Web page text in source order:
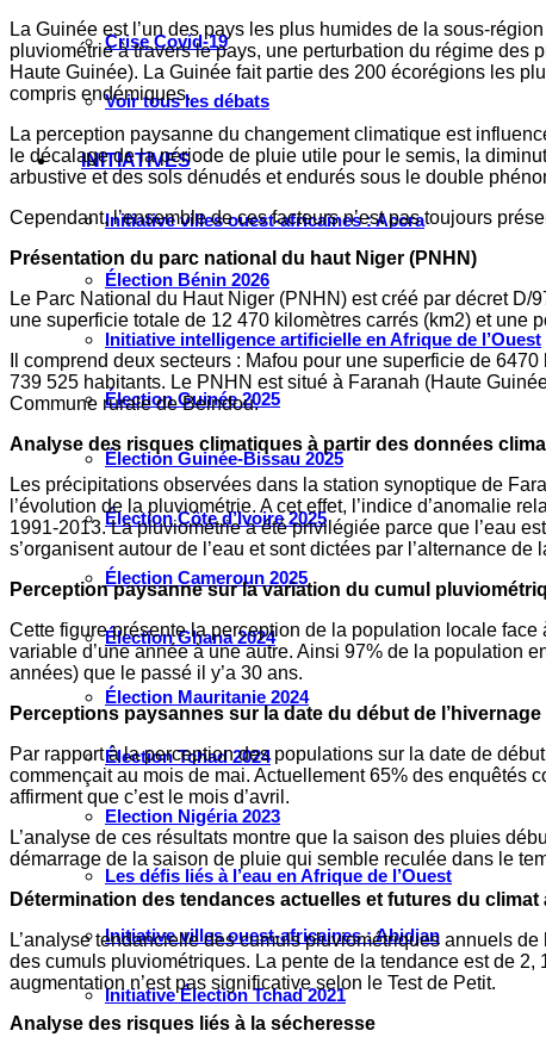
Crise Covid-19
Voir tous les débats
INITIATIVES
Initiative villes ouest-africaines : Accra
Élection Bénin 2026
Initiative intelligence artificielle en Afrique de l’Ouest
Élection Guinée 2025
Élection Guinée-Bissau 2025
Élection Côte d’Ivoire 2025
Élection Cameroun 2025
Élection Ghana 2024
Élection Mauritanie 2024
Élection Tchad 2024
Election Nigéria 2023
Les défis liés à l’eau en Afrique de l’Ouest
Initiative villes ouest-africaines : Abidjan
Initiative Élection Tchad 2021
La Guinée est l’un des pays les plus humides de la sous-
pluviométrie à travers le pays, une perturbation du régime des
Haute Guinée). La Guinée fait partie des 200 écorégions les
compris endémiques.
La perception paysanne du changement climatique est
le décalage de la période de pluie utile pour le semis, la
arbustive et des sols dénudés et endurés sous le double
Cependant, l’ensemble de ces facteurs n’est pas toujours
Présentation du parc national du haut Niger (PNHN)
Le Parc National du Haut Niger (PNHN) est créé par décret
une superficie totale de 12 470 kilomètres carrés (km2) et une
Il comprend deux secteurs : Mafou pour une superficie de
739 525 habitants. Le PNHN est situé à Faranah (Haute
Commune rurale de Beindou.
Analyse des risques climatiques à partir des données
Les précipitations observées dans la station synoptique de
l’évolution de la pluviométrie. A cet effet, l’indice d’anomalie
1991-2013. La pluviométrie a été privilégiée parce que l’eau
s’organisent autour de l’eau et sont dictées par l’alternance
Perception paysanne sur la variation du cumul
Cette figure présente la perception de la population locale
variable d’une année à une autre. Ainsi 97% de la population
années) que le passé il y’a 30 ans.
Perceptions paysannes sur la date du début de
Par rapport à la perception des populations sur la date de
commençait au mois de mai. Actuellement 65% des enquêtés
affirment que c’est le mois d’avril.
L’analyse de ces résultats montre que la saison des pluies
démarrage de la saison de pluie qui semble reculée dans le
Détermination des tendances actuelles et futures du
L’analyse tendancielle des cumuls pluviométriques annuels
des cumuls pluviométriques. La pente de la tendance est de
augmentation n’est pas significative selon le Test de Petit.
Analyse des risques liés à la sécheresse